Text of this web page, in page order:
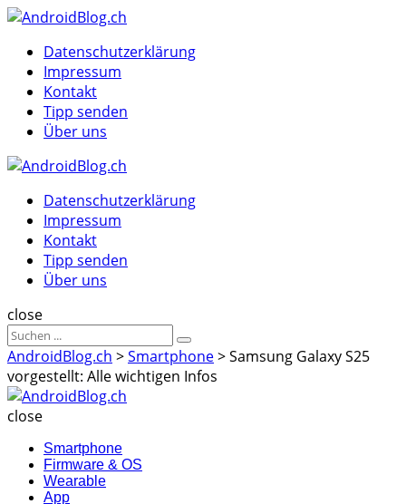
Menu
MenuDatenschutzerklärung
Impressum
Kontakt
Tipp senden
Über uns
Datenschutzerklärung
Impressum
Kontakt
Tipp senden
Über uns
Suche
close
Sucheergebnisse
für
Suche
AndroidBlog.ch >Smartphone>Samsung Galaxy S25
vorgestellt: Alle wichtigen Infos
close
Smartphone
Firmware & OS
Wearable
App